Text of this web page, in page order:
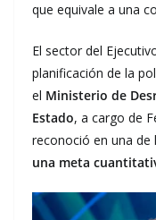
que equivale a una
El sector del
planificación de la
el Ministerio de
Estado, a cargo de
reconoció en una de
una meta